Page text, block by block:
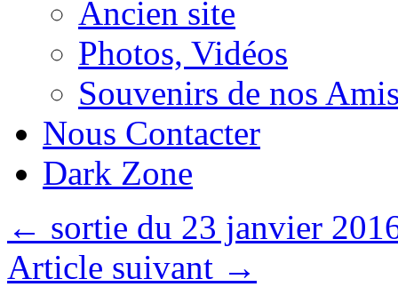
Ancien site
Photos, Vidéos
Souvenirs de nos
Nous Contacter
Dark Zone
← sortie du 23 janvier
Article suivant →